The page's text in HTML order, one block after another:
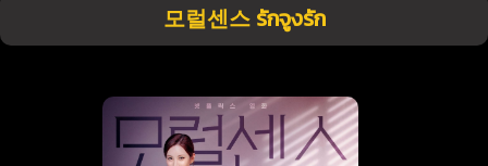
모럴센스 รักจูงรัก